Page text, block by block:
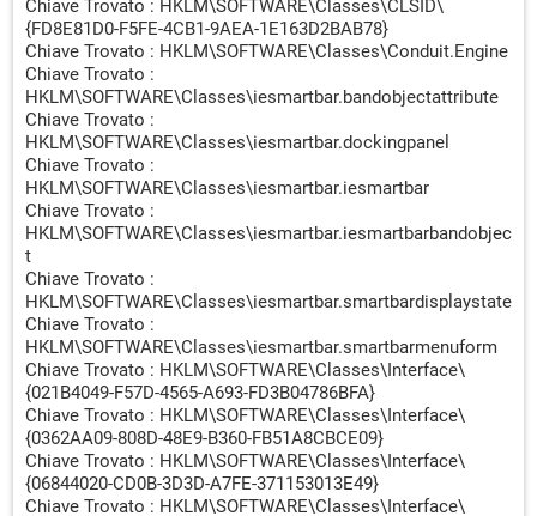
Chiave Trovato : HKLM\SOFTWARE\Classes\CLSID\
{FD8E81D0-F5FE-4CB1-9AEA-1E163D2BAB78}
Chiave Trovato : HKLM\SOFTWARE\Classes\Conduit.Engine
Chiave Trovato :
HKLM\SOFTWARE\Classes\iesmartbar.bandobjectattribute
Chiave Trovato :
HKLM\SOFTWARE\Classes\iesmartbar.dockingpanel
Chiave Trovato :
HKLM\SOFTWARE\Classes\iesmartbar.iesmartbar
Chiave Trovato :
HKLM\SOFTWARE\Classes\iesmartbar.iesmartbarbandobjec
t
Chiave Trovato :
HKLM\SOFTWARE\Classes\iesmartbar.smartbardisplaystate
Chiave Trovato :
HKLM\SOFTWARE\Classes\iesmartbar.smartbarmenuform
Chiave Trovato : HKLM\SOFTWARE\Classes\Interface\
{021B4049-F57D-4565-A693-FD3B04786BFA}
Chiave Trovato : HKLM\SOFTWARE\Classes\Interface\
{0362AA09-808D-48E9-B360-FB51A8CBCE09}
Chiave Trovato : HKLM\SOFTWARE\Classes\Interface\
{06844020-CD0B-3D3D-A7FE-371153013E49}
Chiave Trovato : HKLM\SOFTWARE\Classes\Interface\